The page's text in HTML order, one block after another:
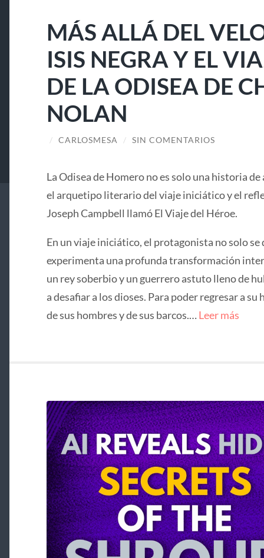
MÁS ALLÁ DEL
ISIS NEGRA Y EL
DE LA ODISEA DE
NOLAN
/ CARLOSMESA / SIN COMENTARIOS
La Odisea de Homero no es solo una historia
el arquetipo literario del viaje iniciático y el
Joseph Campbell llamó El Viaje del Héroe.
En un viaje iniciático, el protagonista no solo se
experimenta una profunda transformación
un rey soberbio y un guerrero astuto lleno de
a desafiar a los dioses. Para poder regresar a
de sus hombres y de sus barcos.…Leer más